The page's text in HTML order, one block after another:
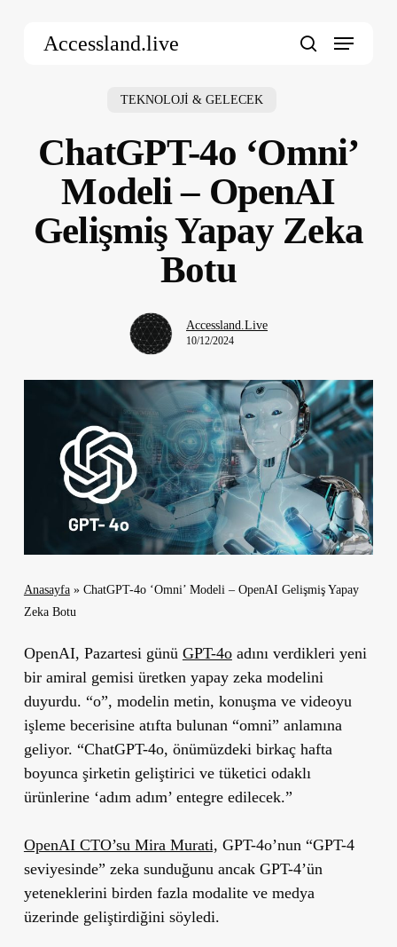
Accessland.live Menu
TEKNOLOJİ & GELECEK
ChatGPT-4o ‘Omni’
Modeli – OpenAI
Gelişmiş Yapay Zeka
Botu
Accessland.Live
10/12/2024
Anasayfa» ChatGPT-4o ‘Omni’ Modeli – OpenAI Gelişmiş Yapay
Zeka Botu
OpenAI, Pazartesi günü GPT-4oadını verdikleri yeni
bir amiral gemisi üretken yapay zeka modelini
duyurdu. “o”, modelin metin, konuşma ve videoyu
işleme becerisine atıfta bulunan “omni” anlamına
geliyor. “ChatGPT-4o, önümüzdeki birkaç hafta
boyunca şirketin geliştirici ve tüketici odaklı
ürünlerine ‘adım adım’ entegre edilecek.”
OpenAI CTO’su Mira Murati, GPT-4o’nun “GPT-4
seviyesinde” zeka sunduğunu ancak GPT-4’ün
yeteneklerini birden fazla modalite ve medya
üzerinde geliştirdiğini söyledi.